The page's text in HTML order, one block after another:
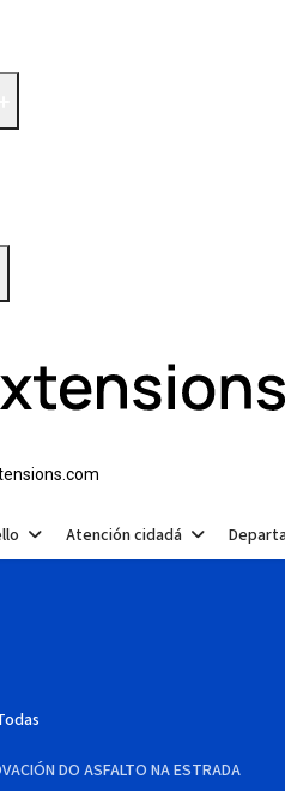
ValgaAtención cidadá
DO ASFALTO NA ESTRADA